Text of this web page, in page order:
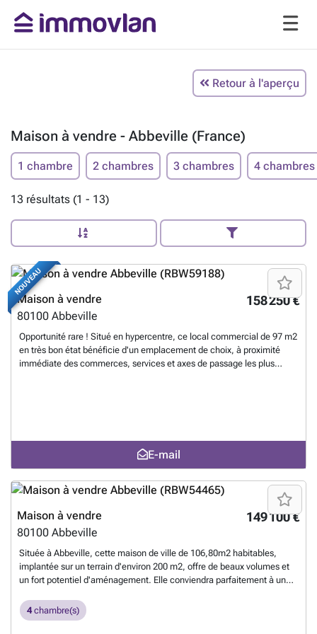
Retour à l'aperçu
Maison à vendre - Abbeville (France)
1 chambre 2 chambres 3 chambres 4 chambres
13 résultats (1 - 13)
NOUVEAU
158 250 €
Maison à vendre
80100 Abbeville
Opportunité rare ! Situé en hypercentre, ce local commercial de 97 m2
en très bon état bénéficie d'un emplacement de choix, à proximité
immédiate des commerces, services et axes de passage les plus
Superficie : 97 m2 État : très bon Cave et terrasse incluses
Emplacement central à forte visibilité Ne manquez pas cette occasion
unique de vous installer ou d'investir dans un emplacement
stratégique au coeur d'Abbeville !En savoir plus ?
E-mail
149 100 €
Maison à vendre
80100 Abbeville
Située à Abbeville, cette maison de ville de 106,80m2 habitables,
implantée sur un terrain d'environ 200 m2, offre de beaux volumes et
un fort potentiel d'aménagement. Elle conviendra parfaitement à un
Au rez-de-chaussée, une entrée dessert un séjour ouvert sur la
cuisine, une chambre pouvant également faire office de salon, un
4chambre(s)